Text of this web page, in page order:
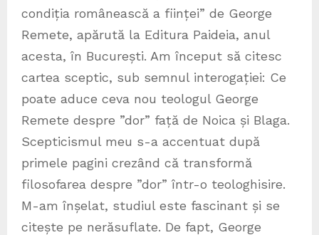
condiția românească a ființei” de George
Remete, apărută la Editura Paideia, anul
acesta, în București. Am început să citesc
cartea sceptic, sub semnul interogației: Ce
poate aduce ceva nou teologul George
Remete despre ”dor” față de Noica și Blaga.
Scepticismul meu s-a accentuat după
primele pagini crezând că transformă
filosofarea despre ”dor” într-o teologhisire.
M-am înșelat, studiul este fascinant și se
citește pe nerăsuflate. De fapt, George